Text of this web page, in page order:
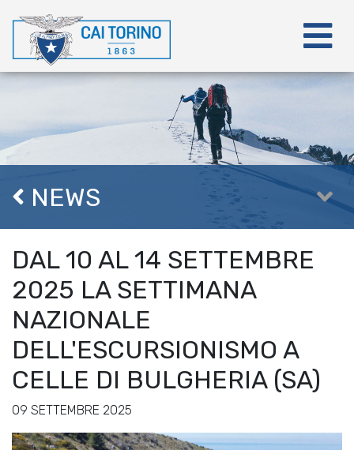
NEWS
DAL 10 AL 14 SETTEMBRE
2025 LA SETTIMANA
NAZIONALE
DELL'ESCURSIONISMO A
CELLE DI BULGHERIA (SA)
09 SETTEMBRE 2025